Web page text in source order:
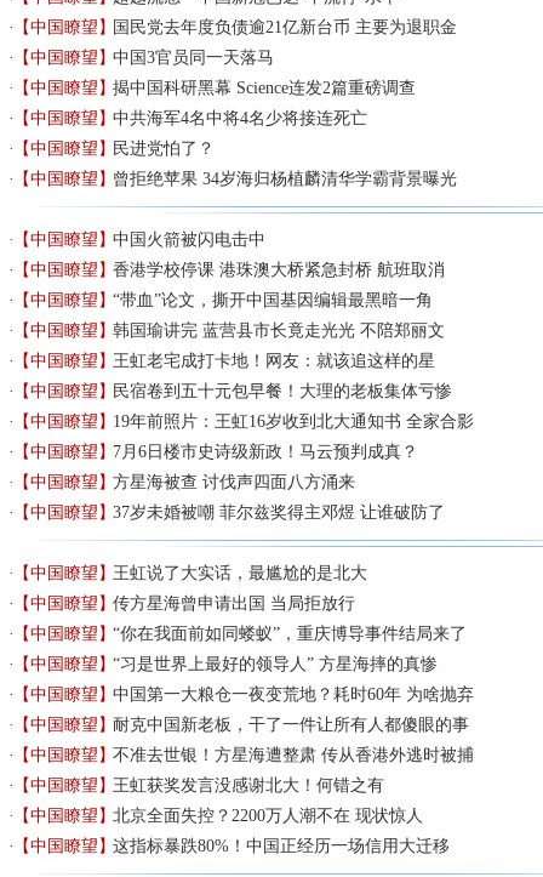
【中国瞭望】 国民党去年度负债逾21亿新台币 主要为退职金
【中国瞭望】中国3官员同一天落马
【中国瞭望】揭中国科研黑幕 Science连发2篇重磅调查
【中国瞭望】中共海军4名中将4名少将接连死亡
【中国瞭望】 民进党怕了？
【中国瞭望】曾拒绝苹果 34岁海归杨植麟清华学霸背景曝光
【中国瞭望】中国火箭被闪电击中
【中国瞭望】香港学校停课 港珠澳大桥紧急封桥 航班取消
【中国瞭望】“带血”论文，撕开中国基因编辑最黑暗一角
【中国瞭望】韩国瑜讲完 蓝营县市长竟走光光 不陪郑丽文
【中国瞭望】王虹老宅成打卡地！网友：就该追这样的星
【中国瞭望】 民宿卷到五十元包早餐！大理的老板集体亏惨
【中国瞭望】19年前照片：王虹16岁收到北大通知书 全家合影
【中国瞭望】7月6日楼市史诗级新政！马云预判成真？
【中国瞭望】方星海被查 讨伐声四面八方涌来
【中国瞭望】37岁未婚被嘲 菲尔兹奖得主邓煜 让谁破防了
【中国瞭望】王虹说了大实话，最尴尬的是北大
【中国瞭望】传方星海曾申请出国 当局拒放行
【中国瞭望】“你在我面前如同蝼蚁”，重庆博导事件结局来了
【中国瞭望】“习是世界上最好的领导人” 方星海摔的真惨
【中国瞭望】中国第一大粮仓一夜变荒地？耗时60年 为啥抛弃
【中国瞭望】耐克中国新老板，干了一件让所有人都傻眼的事
【中国瞭望】不准去世银！方星海遭整肃 传从香港外逃时被捕
【中国瞭望】王虹获奖发言没感谢北大！何错之有
【中国瞭望】北京全面失控？2200万人潮不在 现状惊人
【中国瞭望】这指标暴跌80%！中国正经历一场信用大迁移